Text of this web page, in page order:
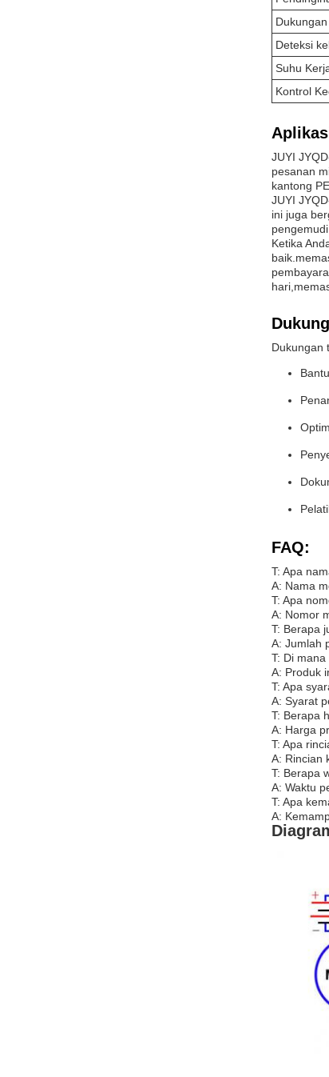
Deteksi
Suhu
Kontrol
JUYI
pesanan
kantong
JUYI
ini juga
Ketika
Dukungan
FAQ:
T: Apa
A: Nama
T: Apa
A: Nomor
T: Berapa
A: Jumlah
T: Di
A: Produk
T: Apa
A: Syarat
T: Berapa
A: Harga
T: Apa
A: Rincian
T: Berapa
A: Waktu
T: Apa
A: